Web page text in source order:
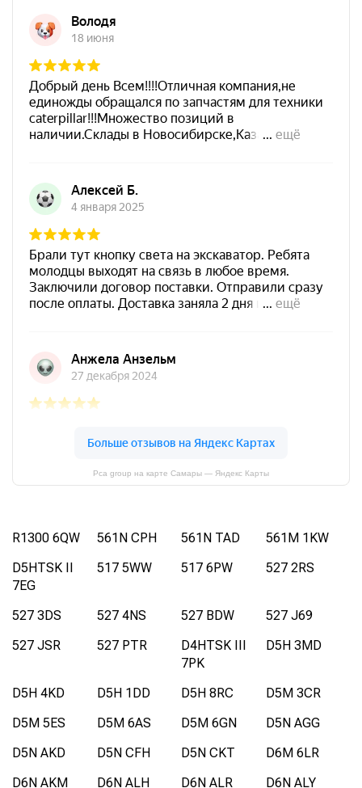
Pca group на карте Самары — Яндекс Карты
R1300 6QW 561N CPH 561N TAD
561M 1KW
D5HTSK II
7EG
517 5WW 517 6PW 527 2RS
527 3DS 527 4NS 527 BDW
527 J69
527 JSR
527 PTR
D4HTSK III
7PK
D5H 3MD
D5H 4KD D5H 1DD D5H 8RC
D5M 3CR
D5M 5ES
D5M 6AS D5M 6GN
D5N AGG
D5N AKD
D5N CFH D5N CKT
D6M 6LR
D6N AKM
D6N ALH D6N ALR D6N ALY